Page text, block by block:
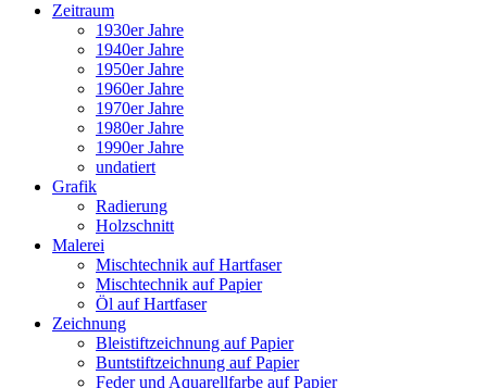
Zeitraum
1930er Jahre
1940er Jahre
1950er Jahre
1960er Jahre
1970er Jahre
1980er Jahre
1990er Jahre
undatiert
Grafik
Radierung
Holzschnitt
Malerei
Mischtechnik auf Hartfaser
Mischtechnik auf Papier
Öl auf Hartfaser
Zeichnung
Bleistiftzeichnung auf Papier
Buntstiftzeichnung auf Papier
Feder und Aquarellfarbe auf Papier